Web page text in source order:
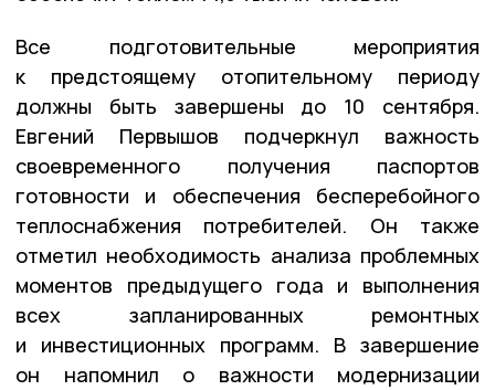
Все подготовительные мероприятия
к предстоящему отопительному периоду
должны быть завершены до 10 сентября.
Евгений Первышов подчеркнул важность
своевременного получения паспортов
готовности и обеспечения бесперебойного
теплоснабжения потребителей. Он также
отметил необходимость анализа проблемных
моментов предыдущего года и выполнения
всех запланированных ремонтных
и инвестиционных программ. В завершение
он напомнил о важности модернизации